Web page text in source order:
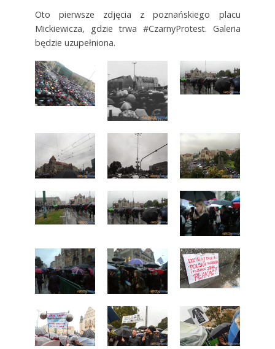
Oto pierwsze zdjęcia z poznańskiego placu
Mickiewicza, gdzie trwa #CzarnyProtest. Galeria
będzie uzupełniona.